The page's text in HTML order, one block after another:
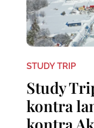
STUDY TRIP
Study
kontra